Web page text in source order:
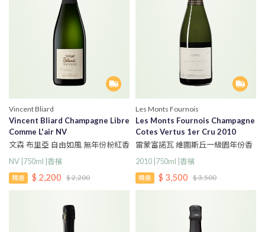
Vincent Bliard
Vincent Bliard Champagne Libre
Comme L'air NV
文森 布里亞 自由如風 無年份粉紅香
NV |750ml |香檳
精選 $ 2,200 $ 2,200
Les Monts Fournois
Les Monts Fournois Champagne
Cotes Vertus 1er Cru 2010
雷蒙富諾瓦 維圖斯丘一級園年份香
2010 |750ml |香檳
精選 $ 3,500 $ 3,500